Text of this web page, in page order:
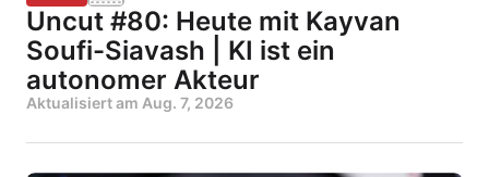
Uncut #80: Heute mit Kayvan
Soufi-Siavash | KI ist ein
autonomer Akteur
Aktualisiert am Aug. 7, 2026